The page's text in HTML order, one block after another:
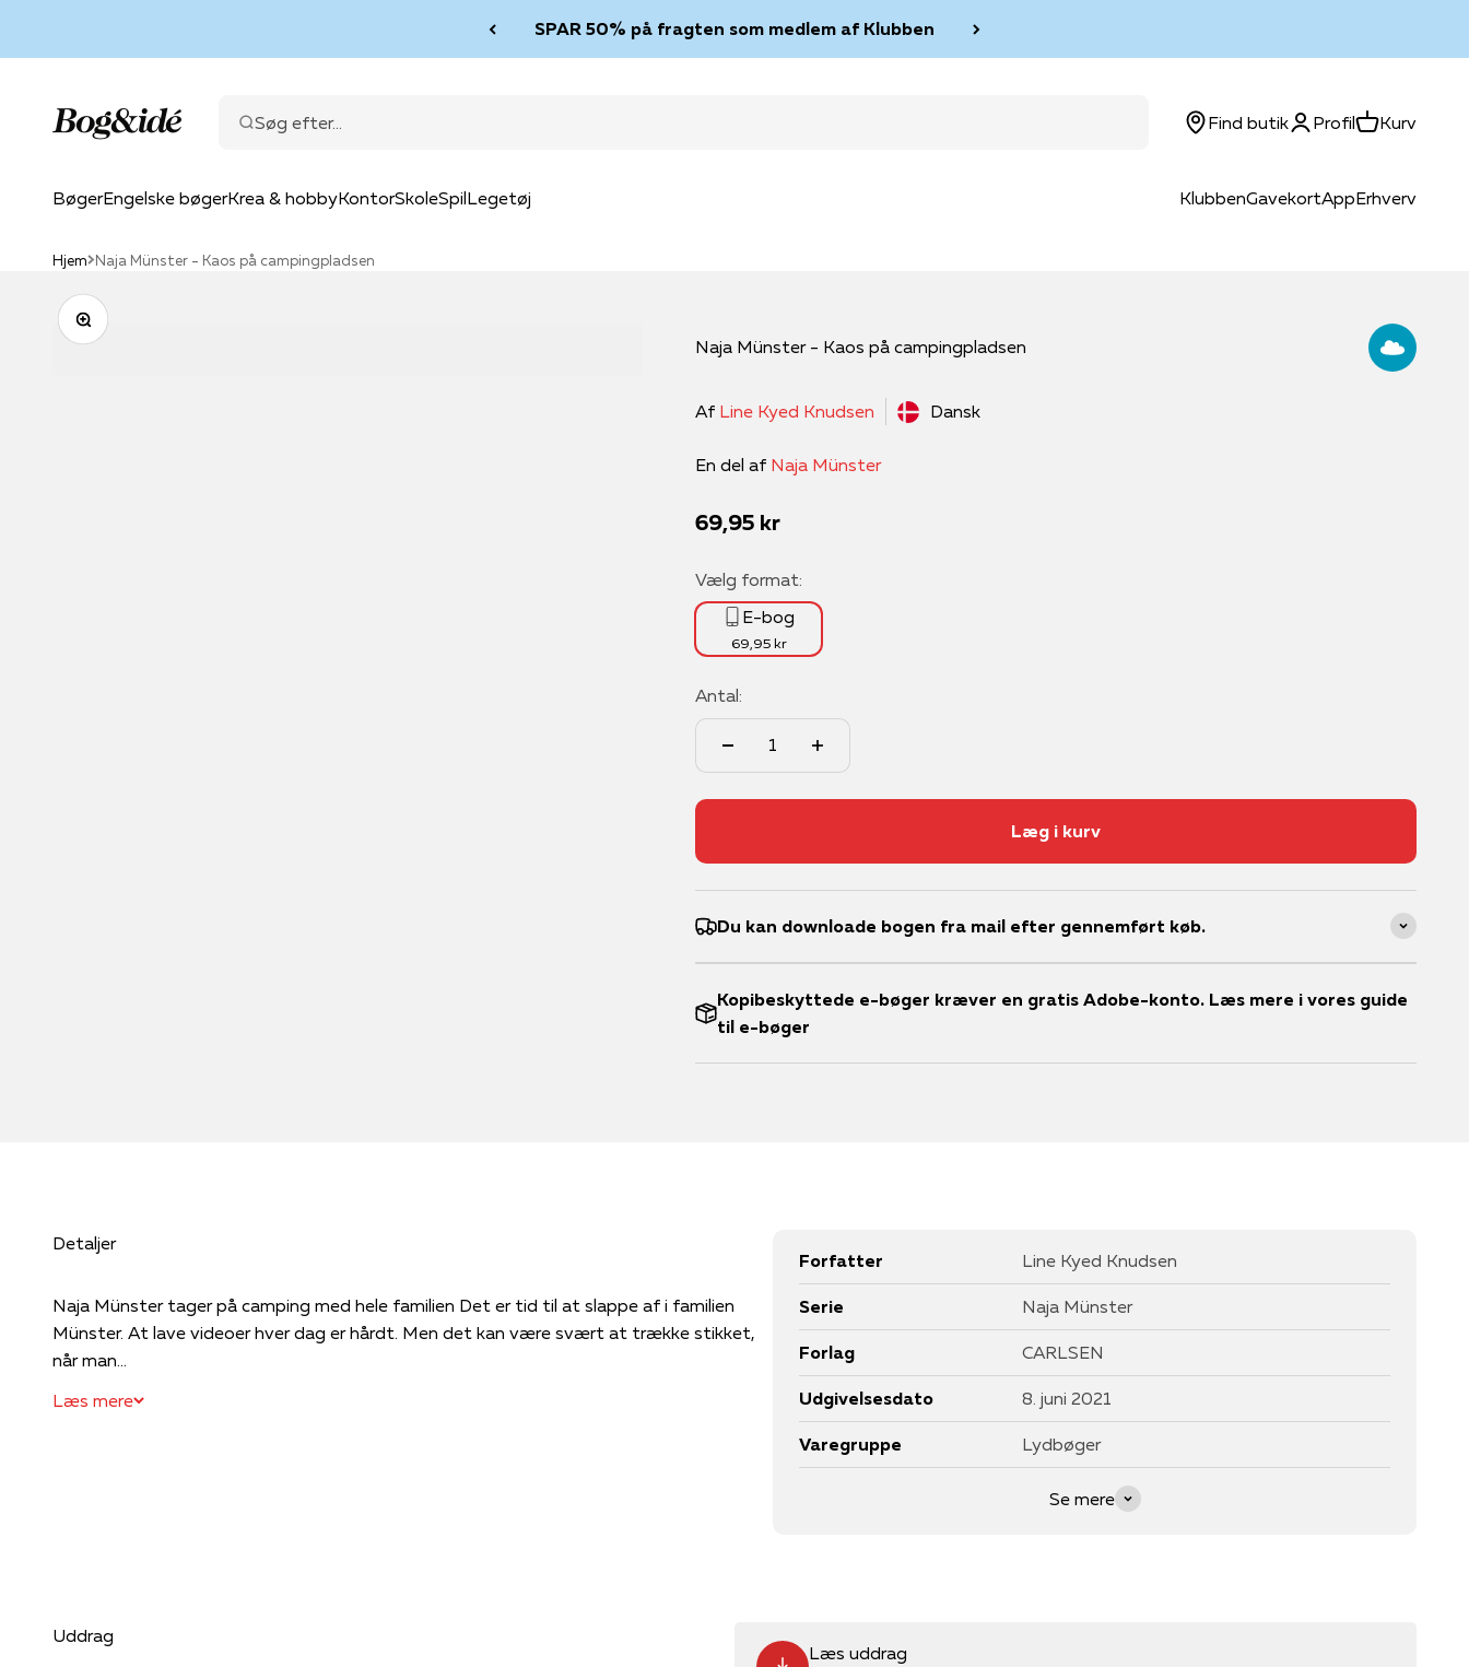
SPAR 50% på fragten som medlem af Klubben
BøgerEngelske bøgerKrea & hobbyKontorSkoleSpilLegetøj KlubbenGavekortAppErhverv
Søg efter...
Bog & idé Find butikLog ind
ProfilKurvKurv
Hjem Naja Münster - Kaos på campingpladsen
Zoom
Naja Münster - Kaos på campingpladsen
Af Line Kyed Knudsen Dansk
En del af Naja Münster
Salgspris
69,95 kr
Vælg format:
E-bog
69,95 kr
Antal:
Læg i kurv
Du kan downloade bogen fra mail efter gennemført køb.
Kopibeskyttede e-bøger kræver en gratis Adobe-konto. Læs mere i vores guide
til e-bøger
Detaljer
Naja Münster tager på camping med hele familien Det er tid til at slappe af i familien
Münster. At lave videoer hver dag er hårdt. Men det kan være svært at trække stikket,
når man...
Læs mere
Forfatter Line Kyed Knudsen
Serie Naja Münster
Forlag CARLSEN
Udgivelsesdato 8. juni 2021
Varegruppe Lydbøger
Se mere
Uddrag
Læs uddrag